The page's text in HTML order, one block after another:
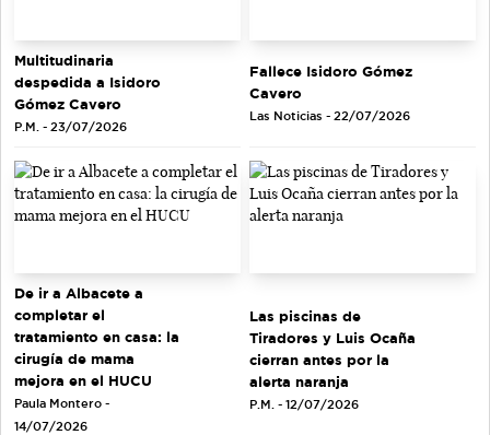
Multitudinaria
despedida a Isidoro
Gómez Cavero
P.M. - 23/07/2026
Fallece Isidoro Gómez
Cavero
Las Noticias - 22/07/2026
De ir a Albacete a
completar el
tratamiento en casa: la
cirugía de mama
mejora en el HUCU
Paula Montero -
14/07/2026
Las piscinas de
Tiradores y Luis Ocaña
cierran antes por la
alerta naranja
P.M. - 12/07/2026